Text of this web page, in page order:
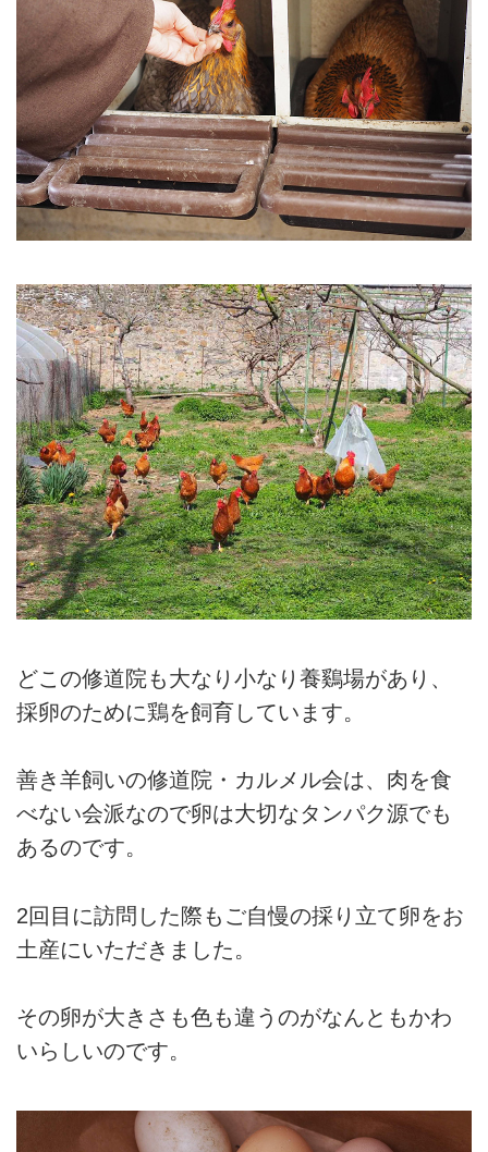
どこの修道院も大なり小なり養鷄場があり、
採卵のために鶏を飼育しています。
善き羊飼いの修道院・カルメル会は、肉を食
べない会派なので卵は大切なタンパク源でも
あるのです。
2回目に訪問した際もご自慢の採り立て卵をお
土産にいただきました。
その卵が大きさも色も違うのがなんともかわ
いらしいのです。